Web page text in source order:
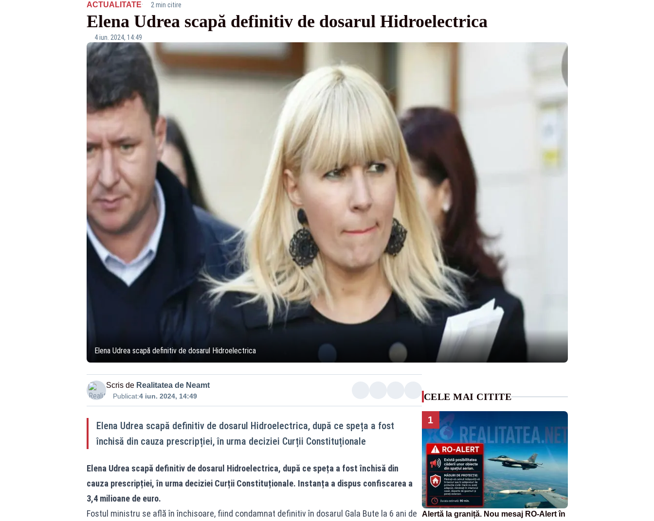
ACTUALITATE· 2 min citire
Elena Udrea scapă definitiv de dosarul Hidroelectrica
4 iun. 2024, 14:49
Elena Udrea scapă definitiv de dosarul Hidroelectrica
Scris de Realitatea de Neamt
Publicat:4 iun. 2024, 14:49
Elena Udrea scapă definitiv de dosarul Hidroelectrica, după ce speța a fost
închisă din cauza prescripției, în urma deciziei Curții Constituționale
Elena Udrea scapă definitiv de dosarul Hidroelectrica, după ce speța a fost închisă din
cauza prescripției, în urma deciziei Curții Constituționale. Instanța a dispus confiscarea a
3,4 milioane de euro.
Fostul ministru se află în închisoare, fiind condamnat definitiv în dosarul Gala Bute la 6 ani de
CELE MAI CITITE
1
Alertă la graniță. Nou mesaj RO-Alert în